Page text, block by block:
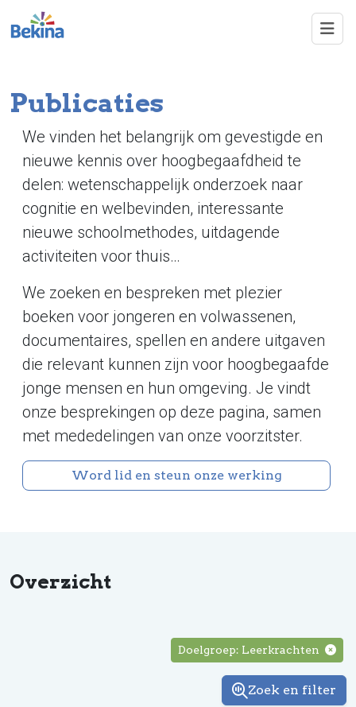
Overslaan en naar de inhoud gaan
Publicaties
We vinden het belangrijk om gevestigde en
nieuwe kennis over hoogbegaafdheid te
delen: wetenschappelijk onderzoek naar
cognitie en welbevinden, interessante
nieuwe schoolmethodes, uitdagende
activiteiten voor thuis…
We zoeken en bespreken met plezier
boeken voor jongeren en volwassenen,
documentaires, spellen en andere uitgaven
die relevant kunnen zijn voor hoogbegaafde
jonge mensen en hun omgeving. Je vindt
onze besprekingen op deze pagina, samen
met mededelingen van onze voorzitster.
Word lid en steun onze werking
Overzicht
Doelgroep: Leerkrachten
Zoek en
Zoek en filter